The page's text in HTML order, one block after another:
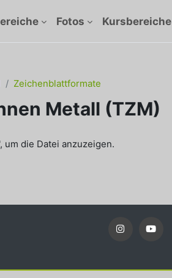
Fotos Kursbereiche
Zeichenblattformate
Metall (TZM)
', um die Datei anzuzeigen.